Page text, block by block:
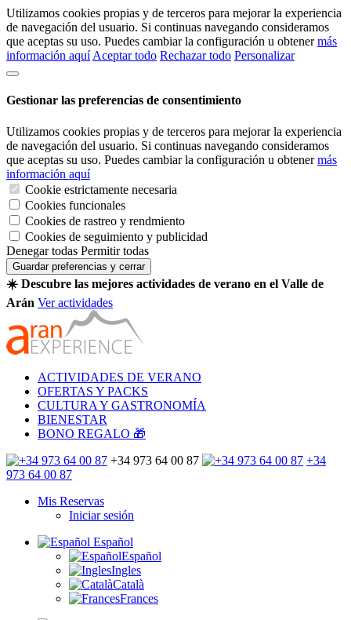
Utilizamos cookies propias y de terceros para mejorar la experiencia
de navegación del usuario. Si continuas navegando consideramos
que aceptas su uso. Puedes cambiar la configuración u obtenermás
información aquí Aceptar todo Rechazar todo Personalizar
Gestionar las preferencias de consentimiento
Utilizamos cookies propias y de terceros para mejorar la experiencia
de navegación del usuario. Si continuas navegando consideramos
que aceptas su uso. Puedes cambiar la configuración u obtenermás
información aquí
Cookie estrictamente necesaria
Cookies funcionales
Cookies de rastreo y rendmiento
Cookies de seguimiento y publicidad
Denegar todas Permitir todas
Guardar preferencias y cerrar
☀️ Descubre las mejores actividades de verano en el Valle de
Arán Ver actividades
ACTIVIDADES DE VERANO
OFERTAS Y PACKS
CULTURA Y GASTRONOMÍA
BIENESTAR
BONO REGALO 🎁
+34 973 64 00 87
+34
973 64 00 87
Mis Reservas
Iniciar sesión
Español
Español
Ingles
Català
Frances